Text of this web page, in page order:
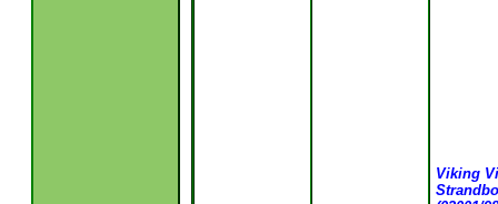
Viking
Strandbo